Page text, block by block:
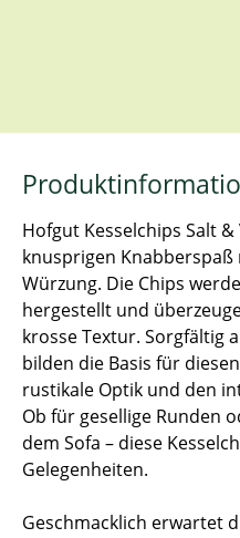
Hofgut Kesselchips Salt
knusprigen
Würzung. Die Chips
hergestellt und
krosse Textur. Sorgfältig
bilden die Basis für
rustikale Optik und den
Ob für gesellige Runden
dem Sofa – diese
Gelegenheiten.
Geschmacklich erwartet